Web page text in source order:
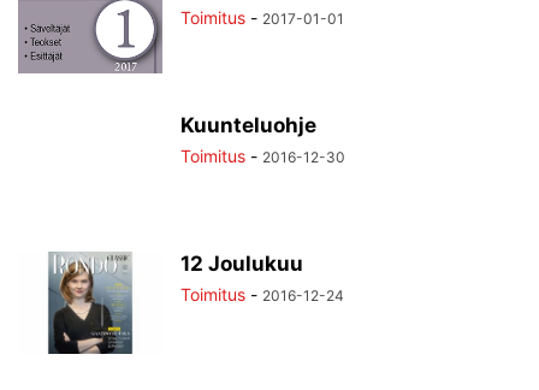
Toimitus - 2017-01-01
Kuunteluohje
Toimitus - 2016-12-30
12 Joulukuu
Toimitus - 2016-12-24